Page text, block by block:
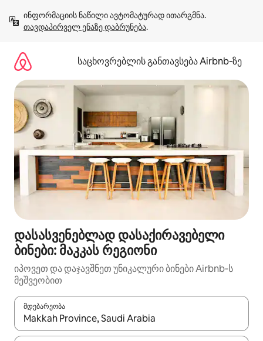
გადასვლა
თავდაპირველ ენაზე დაბრუნება.
საცხოვრებლის განთავსება Airbnb‑ზე
დასასვენებლად დასაქირავებელი
ბინები: მაკკას რეგიონი
იპოვეთ და დაჯავშნეთ უნიკალური ბინები Airbnb‑ს
მეშვეობით
მდებარეობა
როცა შედეგები ხელმისაწვდომი გახდება, ნავიგაციისთვის